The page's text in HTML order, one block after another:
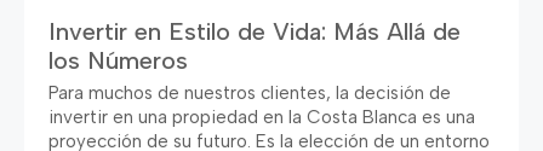
Invertir en Estilo de Vida: Más Allá de
los Números
Para muchos de nuestros clientes, la decisión de
invertir en una propiedad en la Costa Blanca es una
proyección de su futuro. Es la elección de un entorno